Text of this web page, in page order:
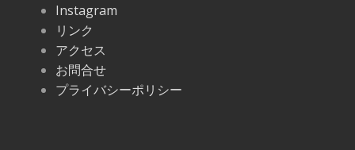
Instagram
リンク
アクセス
お問合せ
プライバシーポリシー